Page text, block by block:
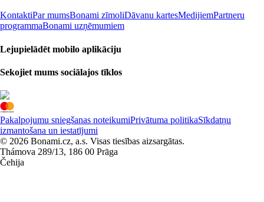
KontaktiPar mumsBonami zīmoliDāvanu kartesMedijiemPartneru
programmaBonami uzņēmumiem
Lejupielādēt mobilo aplikāciju
Sekojiet mums sociālajos tīklos
Pakalpojumu sniegšanas noteikumiPrivātuma politikaSīkdatņu
izmantošana un iestatījumi
© 2026 Bonami.cz, a.s. Visas tiesības aizsargātas.
Thámova 289/13, 186 00 Prāga
Čehija